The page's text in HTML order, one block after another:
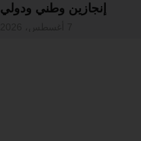
إنجازين وطني ودولي